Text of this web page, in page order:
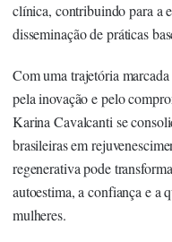
clínica, contribuindo para a
disseminação de práticas
Com uma trajetória
pela inovação e pelo
Karina Cavalcanti se
brasileiras em
regenerativa pode
autoestima, a confiança e a
mulheres.